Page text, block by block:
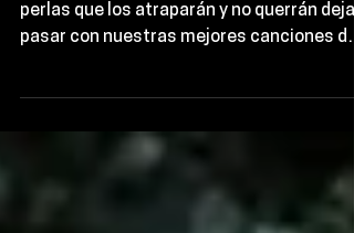
Vamos de nuevo ya que les tenemos
perlas que los atraparán y no querrán dejar
la semana, todas hechas por los geniales
LEISURE, Judeline, camoufly, RPLK y más.
buscan tracks para el after que no te dejen
dormir, himnos para esa crisis existencial
de medianoche, o beats que te recuerden